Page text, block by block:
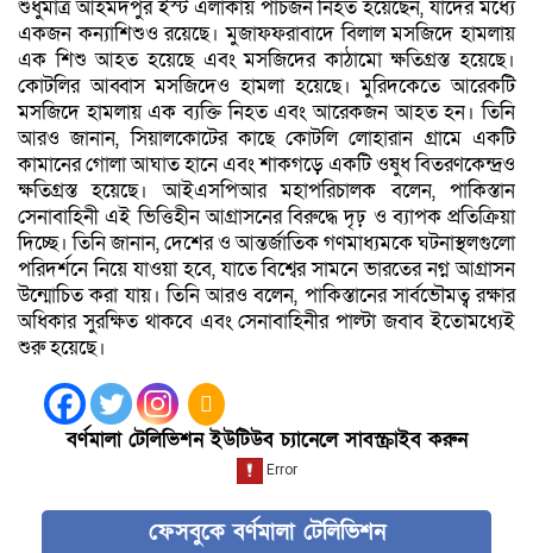
শুধুমাত্র আহমদপুর ইস্ট এলাকায় পাঁচজন নিহত হয়েছেন, যাদের মধ্যে
একজন কন্যাশিশুও রয়েছে। মুজাফফরাবাদে বিলাল মসজিদে হামলায়
এক শিশু আহত হয়েছে এবং মসজিদের কাঠামো ক্ষতিগ্রস্ত হয়েছে।
কোটলির আব্বাস মসজিদেও হামলা হয়েছে। মুরিদকেতে আরেকটি
মসজিদে হামলায় এক ব্যক্তি নিহত এবং আরেকজন আহত হন। তিনি
আরও জানান, সিয়ালকোটের কাছে কোটলি লোহারান গ্রামে একটি
কামানের গোলা আঘাত হানে এবং শাকগড়ে একটি ওষুধ বিতরণকেন্দ্রও
ক্ষতিগ্রস্ত হয়েছে। আইএসপিআর মহাপরিচালক বলেন, পাকিস্তান
সেনাবাহিনী এই ভিত্তিহীন আগ্রাসনের বিরুদ্ধে দৃঢ় ও ব্যাপক প্রতিক্রিয়া
দিচ্ছে। তিনি জানান, দেশের ও আন্তর্জাতিক গণমাধ্যমকে ঘটনাস্থলগুলো
পরিদর্শনে নিয়ে যাওয়া হবে, যাতে বিশ্বের সামনে ভারতের নগ্ন আগ্রাসন
উন্মোচিত করা যায়। তিনি আরও বলেন, পাকিস্তানের সার্বভৌমত্ব রক্ষার
অধিকার সুরক্ষিত থাকবে এবং সেনাবাহিনীর পাল্টা জবাব ইতোমধ্যেই
শুরু হয়েছে।
বর্ণমালা টেলিভিশন ইউটিউব চ্যানেলে সাবস্ক্রাইব করুন
ফেসবুকে বর্ণমালা টেলিভিশন